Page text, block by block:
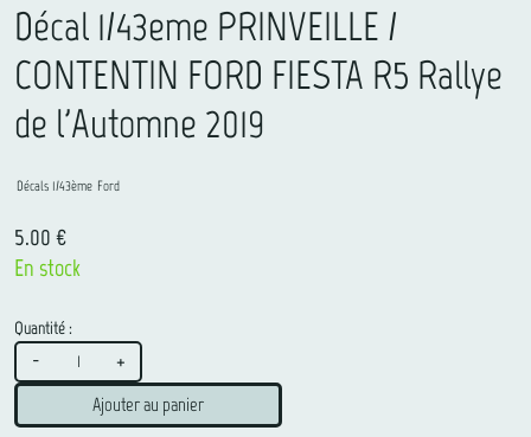
Décal 1/43eme PRINVEILLE /
CONTENTIN FORD FIESTA R5 Rallye
de l'Automne 2019
Décals 1/43ème Ford
5.00 €
En stock
Quantité :
- +
Ajouter au panier